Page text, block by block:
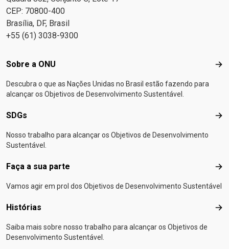
CEP: 70800-400
Brasília, DF, Brasil
+55 (61) 3038-9300
Footer menu
Sobre a ONU
Descubra o que as Nações Unidas no Brasil estão fazendo para
alcançar os Objetivos de Desenvolvimento Sustentável.
SDGs
Nosso trabalho para alcançar os Objetivos de Desenvolvimento
Sustentável.
Faça a sua parte
Vamos agir em prol dos Objetivos de Desenvolvimento Sustentável
Histórias
Saiba mais sobre nosso trabalho para alcançar os Objetivos de
Desenvolvimento Sustentável.